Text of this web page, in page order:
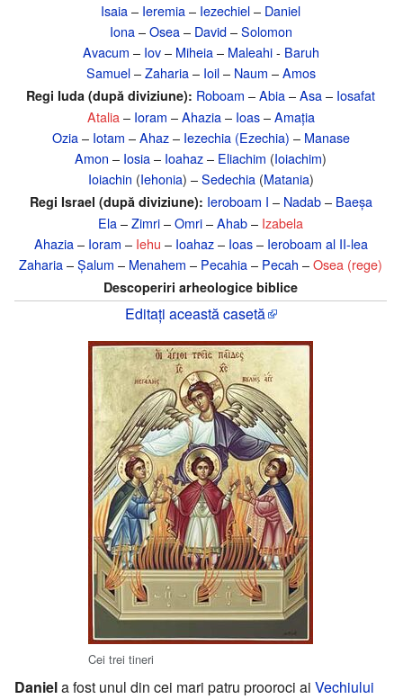
Isaia– Ieremia– Iezechiel– Daniel
Iona–Osea– David–Solomon
Avacum – Iov– Miheia– Maleahi- Baruh
Samuel–Zaharia– Ioil– Naum –Amos
Regi Iuda (după diviziune): Roboam –Abia–Asa– Iosafat
Atalia – Ioram –Ahazia– Ioas–Amația
Ozia– Iotam –Ahaz– Iezechia (Ezechia) – Manase
Amon – Iosia– Ioahaz– Eliachim (Ioiachim)
Ioiachin (Iehonia) –Sedechia(Matania)
Regi Israel (după diviziune): Ieroboam I – Nadab– Baeșa
Ela–Zimri–Omri–Ahab– Izabela
Ahazia– Ioram – Iehu – Ioahaz– Ioas– Ieroboam al II-lea
Zaharia–Șalum – Menahem – Pecahia– Pecah –Osea (rege)
Descoperiri arheologice biblice
Editați această casetă
Cei trei tineri
Daniela fost unul din cei mari patru prooroci ai Vechiului